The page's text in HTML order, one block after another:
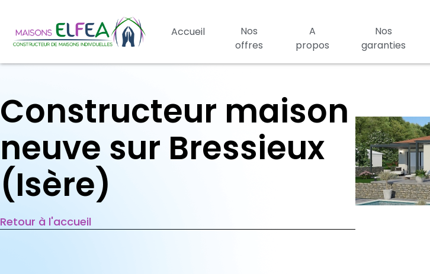
Accueil
Nos
offres
A
propos
Nos
garanties
Constructeur maison
neuve sur Bressieux
(Isère)
Retour à l'accueil